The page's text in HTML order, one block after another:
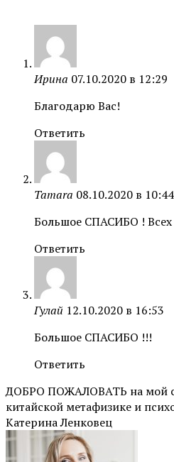
Ирина 07.10.2020 в 12:29
Благодарю Вас!
Ответить
Tamara 08.10.2020 в 10:44
Большое СПАСИБО ! Всех
Ответить
Гулай 12.10.2020 в 16:53
Большое СПАСИБО !!!
Ответить
ДОБРО ПОЖАЛОВАТЬ на мой
китайской метафизике и
Катерина Ленковец